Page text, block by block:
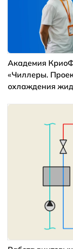
Академия
«Чиллеры.
охлаждения